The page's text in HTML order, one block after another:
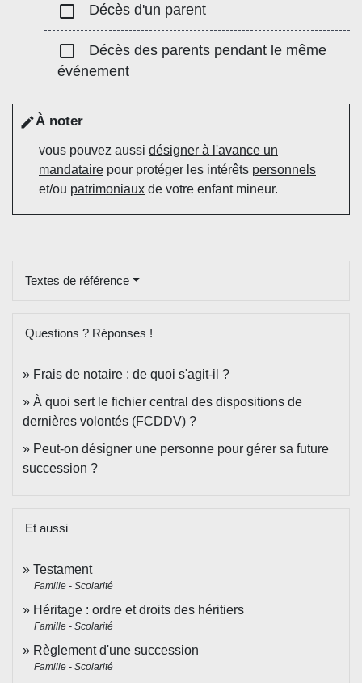
check_box_outline_blank Décès d'un parent
check_box_outline_blank
Décès des parents pendant le même
événement
editÀ noter
vous pouvez aussi désigner à l'avance un
mandataire pour protéger les intérêts personnels
et/ou patrimoniaux de votre enfant mineur.
Textes de référence
Questions ? Réponses !
Frais de notaire : de quoi s'agit-il ?
À quoi sert le fichier central des dispositions de
dernières volontés (FCDDV) ?
Peut-on désigner une personne pour gérer sa future
succession ?
Et aussi
Testament
Famille - Scolarité
Héritage : ordre et droits des héritiers
Famille - Scolarité
Règlement d'une succession
Famille - Scolarité